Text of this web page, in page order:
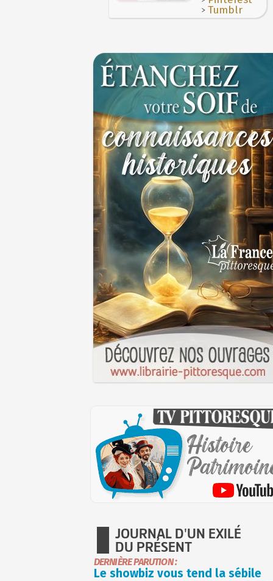
JOURNAL D'UN EXILÉ
DU PRÉSENT
DERNIÈRE PARUTION :
Le showbiz vous tend la sébile
>Tumblr